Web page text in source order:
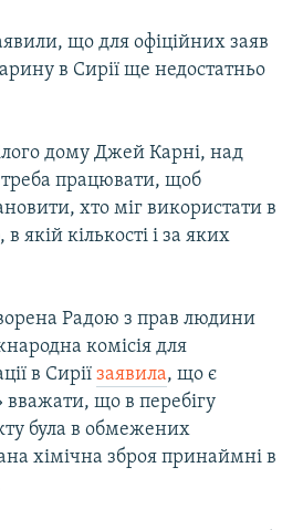
що для офіційних заяв
в Сирії ще недостатньо
дому Джей Карні, над
працювати, щоб
хто міг використати в
якій кількості і за яких
Радою з прав людини
комісія для
в Сирії заявила, що є
вважати, що в перебігу
була в обмежених
хімічна зброя принаймні в